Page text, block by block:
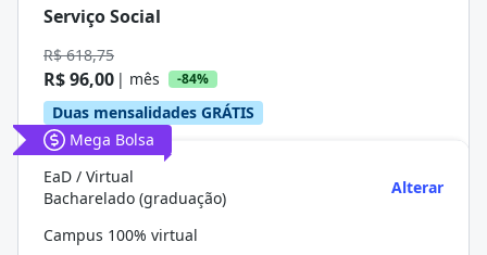
Serviço Social
R$ 618,75
R$ 96,00 | mês -84%
Duas mensalidades GRÁTIS
Mega Bolsa
EaD / Virtual
Bacharelado (graduação)
Alterar
Campus 100% virtual